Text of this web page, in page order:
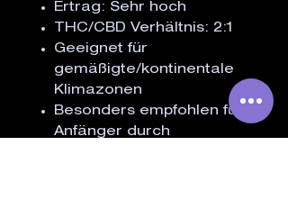
Ertrag: Sehr hoch
THC/CBD Verhältnis: 2:1
Geeignet für
gemäßigte/kontinentale
Klimazonen
Besonders empfohlen für
Anfänger durch